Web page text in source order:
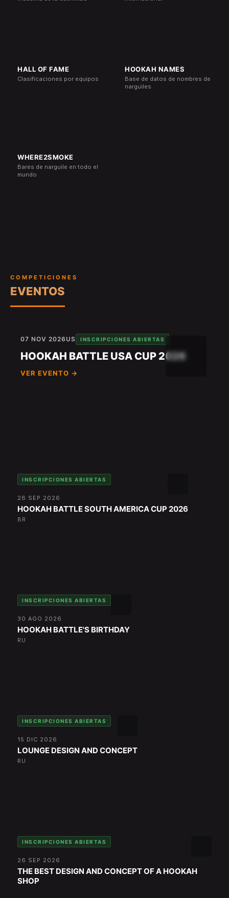
HALL OF FAME
Clasificaciones por equipos
HOOKAH NAMES
Base de datos de nombres de
narguiles
WHERE2SMOKE
Bares de narguile en todo el
mundo
COMPETICIONES
EVENTOS
07 NOV 2026 US INSCRIPCIONES ABIERTAS
HOOKAH BATTLE USA CUP 2026
VER EVENTO →
INSCRIPCIONES ABIERTAS
26 SEP 2026
HOOKAH BATTLE SOUTH AMERICA CUP 2026
BR
INSCRIPCIONES ABIERTAS
30 AGO 2026
HOOKAH BATTLE'S BIRTHDAY
RU
INSCRIPCIONES ABIERTAS
15 DIC 2026
LOUNGE DESIGN AND CONCEPT
RU
INSCRIPCIONES ABIERTAS
26 SEP 2026
THE BEST DESIGN AND CONCEPT OF A HOOKAH
SHOP